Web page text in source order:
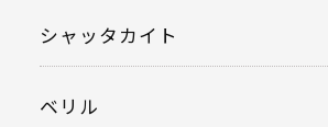
シャッタカイト
ベリル